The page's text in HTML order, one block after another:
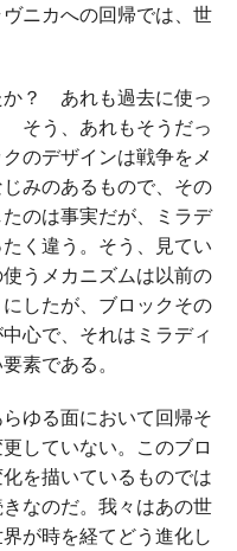
ニカへの回帰では、世
？ あれも過去に使っ
そう、あれもそうだっ
のデザインは戦争をメ
みのあるもので、その
のは事実だが、ミラデ
く違う。そう、見てい
うメカニズムは以前の
したが、ブロックその
心で、それはミラディ
素である。
ゆる面において回帰そ
していない。このブロ
を描いているものでは
なのだ。我々はあの世
が時を経てどう進化し